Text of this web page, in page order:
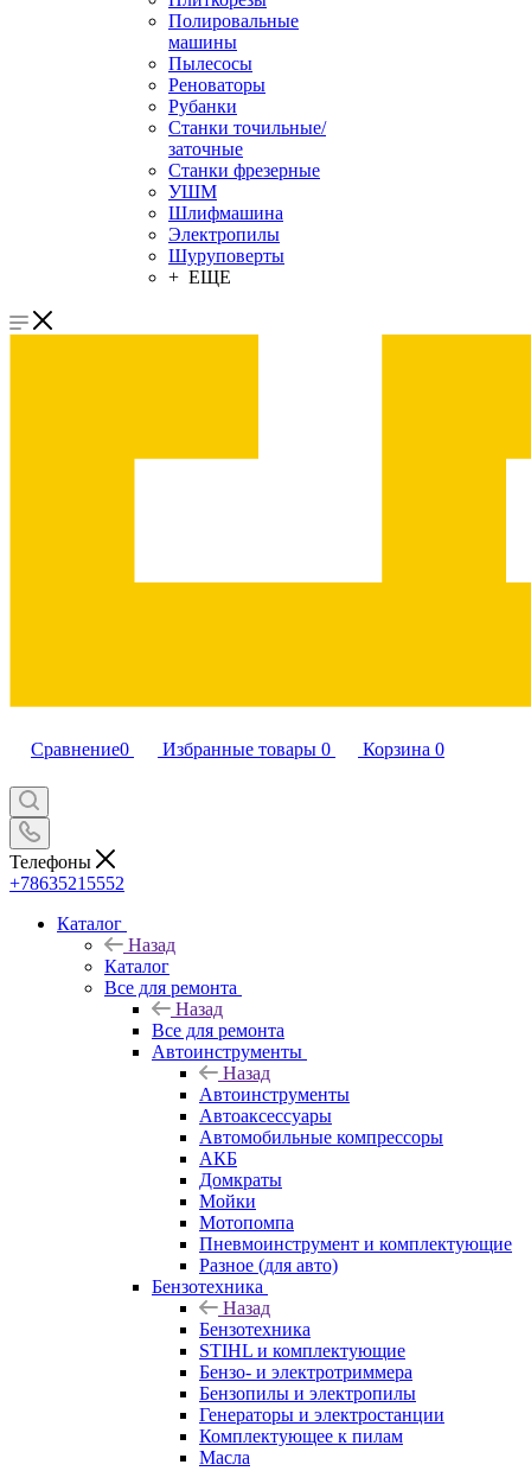
Полировальные
машины
Пылесосы
Реноваторы
Рубанки
Станки точильные/
заточные
Станки фрезерные
УШМ
Шлифмашина
Электропилы
Шуруповерты
+ ЕЩЕ
Сравнение0 Избранные товары 0 Корзина 0
Телефоны
+78635215552
Каталог
Назад
Каталог
Все для ремонта
Назад
Все для ремонта
Автоинструменты
Назад
Автоинструменты
Автоаксессуары
Автомобильные компрессоры
АКБ
Домкраты
Мойки
Мотопомпа
Пневмоинструмент и комплектующие
Разное (для авто)
Бензотехника
Назад
Бензотехника
STIHL и комплектующие
Бензо- и электротриммера
Бензопилы и электропилы
Генераторы и электростанции
Комплектующее к пилам
Масла